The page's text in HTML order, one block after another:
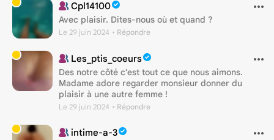
Cpl14100
Avec plaisir. Dites-nous où et quand ?
Le 29 juin 2024 • Répondre
Les_ptis_coeurs
Des notre côté c'est tout ce que nous aimons.
Madame adore regarder monsieur donner du
plaisir à une autre femme !
Le 29 juin 2024 • Répondre
intime-a-3